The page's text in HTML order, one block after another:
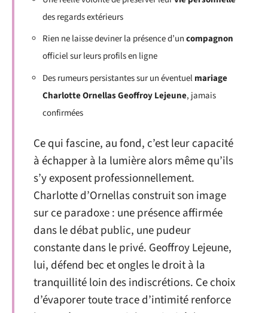
des regards extérieurs
Rien ne laisse deviner la présence d’uncompagnon
officiel sur leurs profils en ligne
Des rumeurs persistantes sur un éventuelmariage
Charlotte Ornellas Geoffroy Lejeune, jamais
confirmées
Ce qui fascine, au fond, c’est leur capacité
à échapper à la lumière alors même qu’ils
s’y exposent professionnellement.
Charlotte d’Ornellas construit son image
sur ce paradoxe : une présence affirmée
dans le débat public, une pudeur
constante dans le privé. Geoffroy Lejeune,
lui, défend bec et ongles le droit à la
tranquillité loin des indiscrétions. Ce choix
d’évaporer toute trace d’intimité renforce